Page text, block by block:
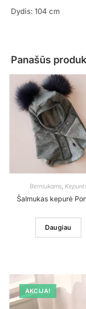
Dydis: 104 cm
Panašūs
Berniukams,
Šalmukas kepurė
Daugiau
AKCIJA!